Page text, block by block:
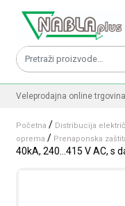
Pretraži:
Veleprodajna online trgovina
Početna / Distribucija
oprema / Prenaponska
40kA, 240…415 V AC, s